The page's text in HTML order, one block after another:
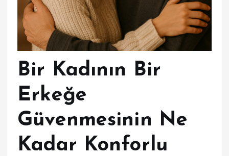
Bir Kadının Bir
Erkeğe
Güvenmesinin Ne
Kadar Konforlu